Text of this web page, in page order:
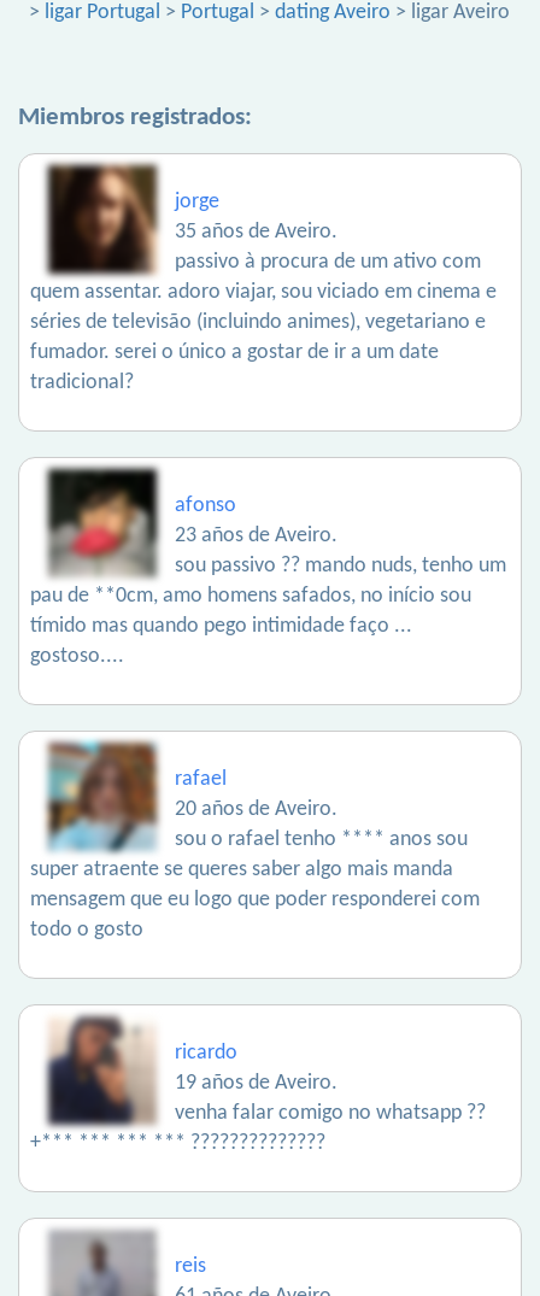
> ligar Portugal > Portugal > dating Aveiro > ligar Aveiro
Miembros registrados:
jorge
35 años de Aveiro.
passivo à procura de um ativo com
quem assentar. adoro viajar, sou viciado em cinema e
séries de televisão (incluindo animes), vegetariano e
fumador. serei o único a gostar de ir a um date
tradicional?
afonso
23 años de Aveiro.
sou passivo ?? mando nuds, tenho um
pau de **0cm, amo homens safados, no início sou
tímido mas quando pego intimidade faço ...
gostoso....
rafael
20 años de Aveiro.
sou o rafael tenho **** anos sou
super atraente se queres saber algo mais manda
mensagem que eu logo que poder responderei com
todo o gosto
ricardo
19 años de Aveiro.
venha falar comigo no whatsapp ??
+*** *** *** *** ??????????????
reis